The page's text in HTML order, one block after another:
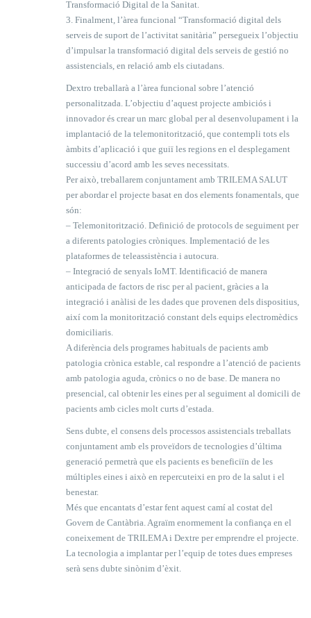
Transformació Digital de la Sanitat.
3. Finalment, l’àrea funcional “Transformació digital dels
serveis de suport de l’activitat sanitària” persegueix l’objectiu
d’impulsar la transformació digital dels serveis de gestió no
assistencials, en relació amb els ciutadans.
Dextro treballarà a l’àrea funcional sobre l’atenció
personalitzada. L’objectiu d’aquest projecte ambiciós i
innovador és crear un marc global per al desenvolupament i la
implantació de la telemonitorització, que contempli tots els
àmbits d’aplicació i que guiï les regions en el desplegament
successiu d’acord amb les seves necessitats.
Per això, treballarem conjuntament amb TRILEMA SALUT
per abordar el projecte basat en dos elements fonamentals, que
són:
– Telemonitorització. Definició de protocols de seguiment per
a diferents patologies cròniques. Implementació de les
plataformes de teleassistència i autocura.
– Integració de senyals IoMT. Identificació de manera
anticipada de factors de risc per al pacient, gràcies a la
integració i anàlisi de les dades que provenen dels dispositius,
així com la monitorització constant dels equips electromèdics
domiciliaris.
A diferència dels programes habituals de pacients amb
patologia crònica estable, cal respondre a l’atenció de pacients
amb patologia aguda, crònics o no de base. De manera no
presencial, cal obtenir les eines per al seguiment al domicili de
pacients amb cicles molt curts d’estada.
Sens dubte, el consens dels processos assistencials treballats
conjuntament amb els proveïdors de tecnologies d’última
generació permetrà que els pacients es beneficiïn de les
múltiples eines i això en repercuteixi en pro de la salut i el
benestar.
Més que encantats d’estar fent aquest camí al costat del
Govern de Cantàbria. Agraïm enormement la confiança en el
coneixement de TRILEMA i Dextre per emprendre el projecte.
La tecnologia a implantar per l’equip de totes dues empreses
serà sens dubte sinònim d’èxit.